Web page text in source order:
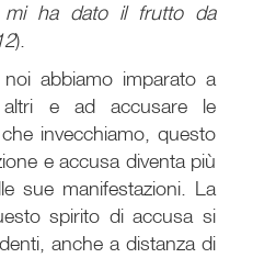
ha dato il frutto da
).
abbiamo imparato a
e ad accusare le
invecchiamo, questo
e accusa diventa più
sue manifestazioni. La
spirito di accusa si
anche a distanza di